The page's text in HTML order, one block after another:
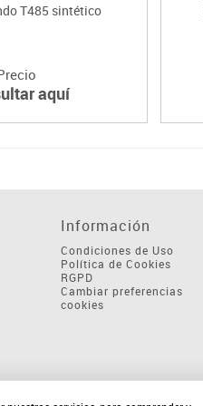
T485 sintético
aquí
Información
Condiciones de Uso
Política de Cookies
RGPD
Cambiar preferencias
cookies